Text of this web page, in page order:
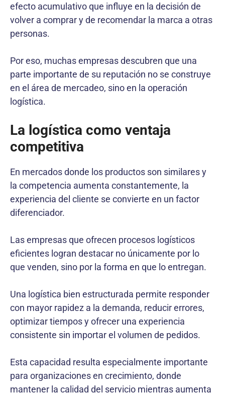
efecto acumulativo que influye en la decisión de
volver a comprar y de recomendar la marca a otras
personas.
Por eso, muchas empresas descubren que una
parte importante de su reputación no se construye
en el área de mercadeo, sino en la operación
logística.
La logística como ventaja
competitiva
En mercados donde los productos son similares y
la competencia aumenta constantemente, la
experiencia del cliente se convierte en un factor
diferenciador.
Las empresas que ofrecen procesos logísticos
eficientes logran destacar no únicamente por lo
que venden, sino por la forma en que lo entregan.
Una logística bien estructurada permite responder
con mayor rapidez a la demanda, reducir errores,
optimizar tiempos y ofrecer una experiencia
consistente sin importar el volumen de pedidos.
Esta capacidad resulta especialmente importante
para organizaciones en crecimiento, donde
mantener la calidad del servicio mientras aumenta